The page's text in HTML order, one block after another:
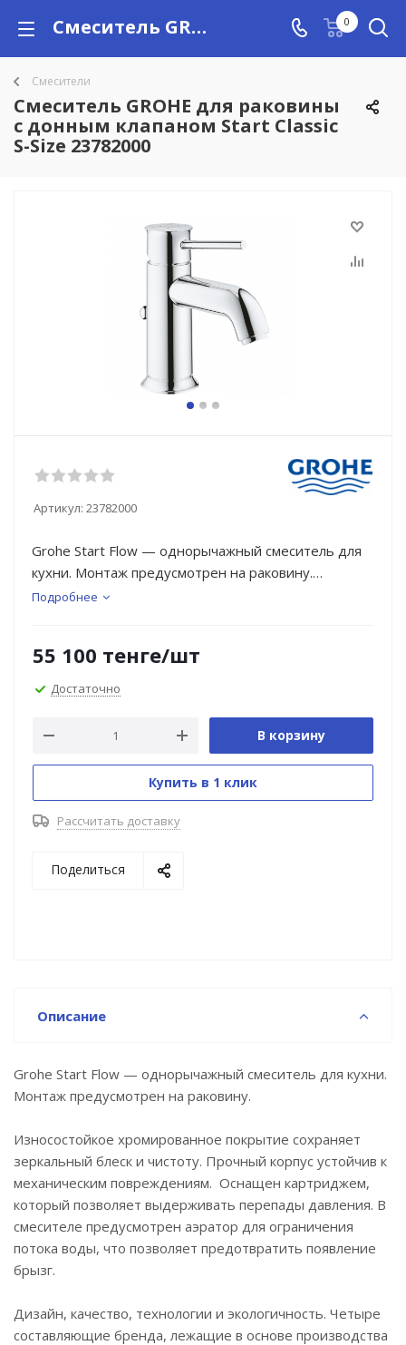
Смеситель GROHE для раковины с донным клапаном Start Classic S-Size 23782000 купить в Алматы с доставкой по Казахстану, цены 0
Смесители
Смеситель GROHE для раковины
с донным клапаном Start Classic
S-Size 23782000
Артикул: 23782000
Grohe Start Flow — однорычажный смеситель для
кухни. Монтаж предусмотрен на раковину.
корпус устойчив к механическим
повреждениям. Оснащен картриджем, который
потока воды, что позволяет предотвратить
появление брызг.
Дизайн, качество, технологии и экологичность.
Четыре составляющие бренда, лежащие в основе
самые высокие стандарты, чтобы обеспечить
GROHE Longlife ES.
воды при центральном положении рычага).
GROHE StarLight хромированная поверхность.
монтажа.
Сливной гарнитур.
Гибкая подводка.
Подробнее
55 100 тенге/шт
Достаточно
В корзину
Купить в 1 клик
Рассчитать доставку
Поделиться
Описание
Grohe Start Flow — однорычажный смеситель для кухни.
Монтаж предусмотрен на раковину.
Износостойкое хромированное покрытие сохраняет
зеркальный блеск и чистоту. Прочный корпус устойчив к
механическим повреждениям. Оснащен картриджем,
который позволяет выдерживать перепады давления. В
смесителе предусмотрен аэратор для ограничения
потока воды, что позволяет предотвратить появление
брызг.
Дизайн, качество, технологии и экологичность. Четыре
составляющие бренда, лежащие в основе производства